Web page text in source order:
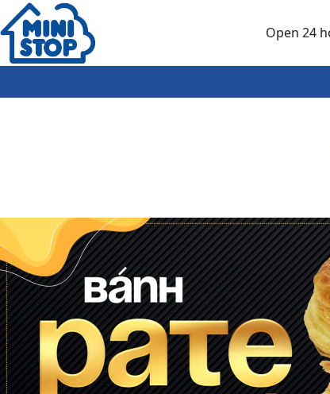
Skip to main content
Open 24